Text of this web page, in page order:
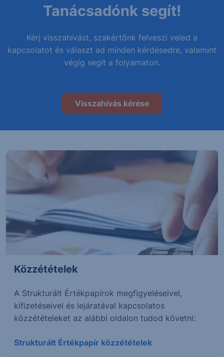
Tanácsadónk segít!
Kérj visszahívást, szakértőnk felveszi veled a
kapcsolatot és választ ad minden kérdésedre, valamint
végig segít a folyamaton.
Visszahívás kérése
Közzétételek
A Strukturált Értékpapírok megfigyeléseivel,
kifizetéseivel és lejáratával kapcsolatos
közzétételeket az alábbi oldalon tudod követni:
Strukturált Értékpapír közzétételek